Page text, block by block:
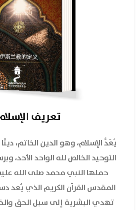
تعريف
يُعَدُّ الإسلام، وهو الدين الخاتم،
التوحيد الخالص لله الواحد الأحد،
حملها النبي محمد صلى الله
المقدس القرآن الكريم الذي يُعد
تهدي البشرية إلى سبل الحق